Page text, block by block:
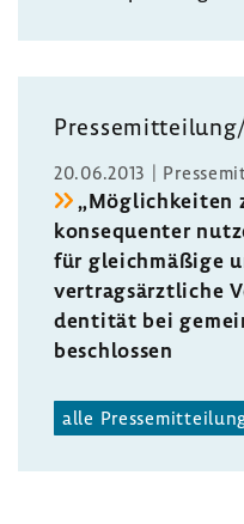
20.06.2013 |
„Möglich­keiten
konse­quenter
für gleich­mä­ßige
vertrags­ärzt­liche
den­tität bei
beschlossen
alle